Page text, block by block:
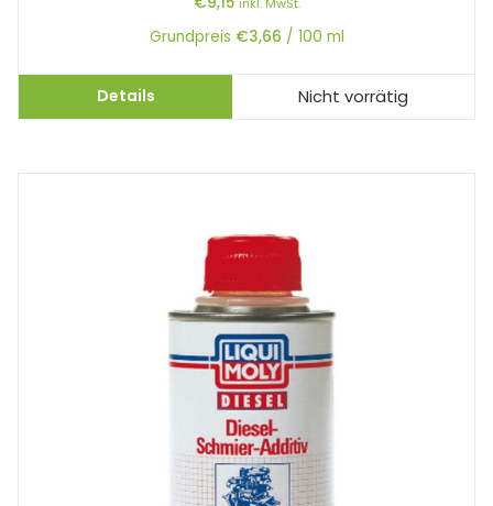
Grundpreis €3,66 / 100 ml
Details Nicht vorrätig